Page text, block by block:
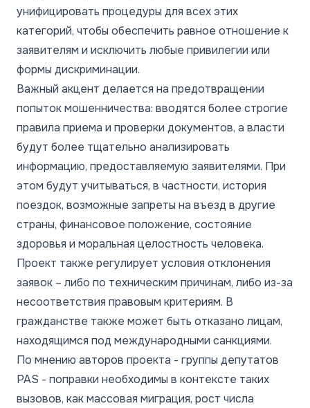
унифицировать процедуры для всех этих
категорий, чтобы обеспечить равное отношение к
заявителям и исключить любые привилегии или
формы дискриминации.
Важный акцент делается на предотвращении
попыток мошенничества: вводятся более строгие
правила приема и проверки документов, а власти
будут более тщательно анализировать
информацию, предоставляемую заявителями. При
этом будут учитываться, в частности, история
поездок, возможные запреты на въезд в другие
страны, финансовое положение, состояние
здоровья и моральная целостность человека.
Проект также регулирует условия отклонения
заявок – либо по техническим причинам, либо из-за
несоответствия правовым критериям. В
гражданстве также может быть отказано лицам,
находящимся под международными санкциями.
По мнению авторов проекта - группы депутатов
PAS - поправки необходимы в контексте таких
вызовов, как массовая миграция, рост числа